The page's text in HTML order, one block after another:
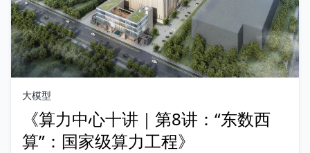
大模型
《算力中心十讲｜第8讲：“东数西
算”：国家级算力工程》